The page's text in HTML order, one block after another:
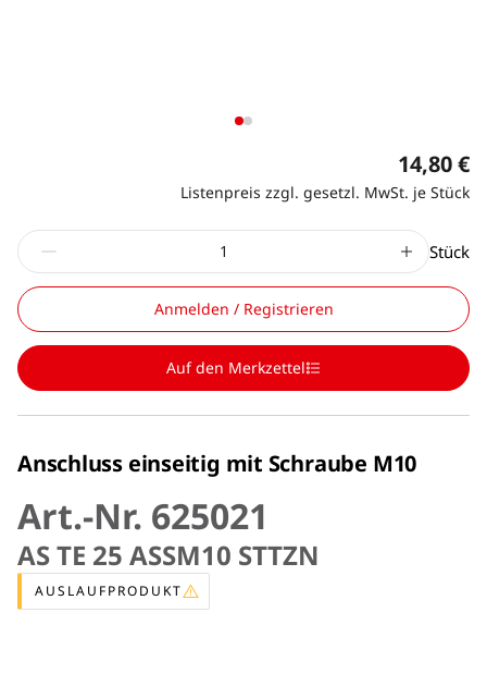
14,80 €
Listenpreis zzgl. gesetzl. MwSt. je Stück
Stück
Anmelden / Registrieren
Auf den Merkzettel
Anschluss einseitig mit Schraube M10
Art.-Nr. 625021
AS TE 25 ASSM10 STTZN
AUSLAUFPRODUKT